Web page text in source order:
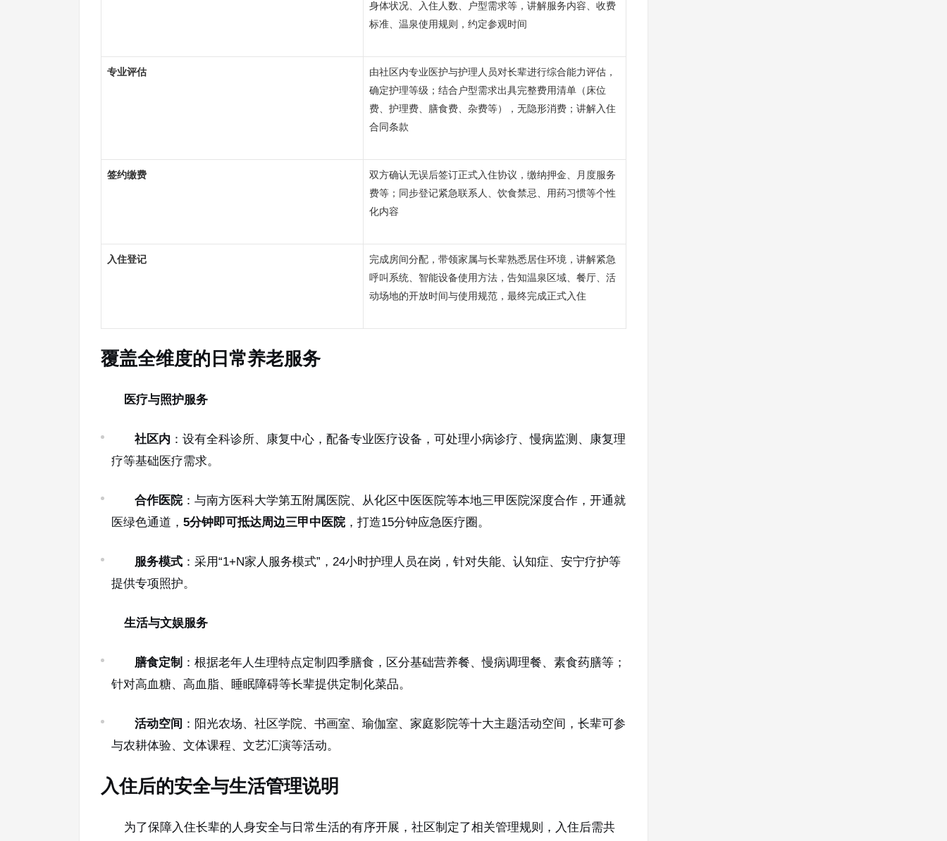
身体状况、入住人数、户型需求等，讲解服务内容、收费
标准、温泉使用规则，约定参观时间
专业评估
由社区内专业医护与护理人员对长辈进行综合能力评估，
确定护理等级；结合户型需求出具完整费用清单（床位
费、护理费、膳食费、杂费等），无隐形消费；讲解入住
合同条款
签约缴费
双方确认无误后签订正式入住协议，缴纳押金、月度服务
费等；同步登记紧急联系人、饮食禁忌、用药习惯等个性
化内容
入住登记
完成房间分配，带领家属与长辈熟悉居住环境，讲解紧急
呼叫系统、智能设备使用方法，告知温泉区域、餐厅、活
动场地的开放时间与使用规范，最终完成正式入住
覆盖全维度的日常养老服务
医疗与照护服务
社区内 ：设有全科诊所、康复中心，配备专业医疗设备，可处理小病诊疗、慢病监测、康复理
疗等基础医疗需求。
合作医院 ：与南方医科大学第五附属医院、从化区中医医院等本地三甲医院深度合作，开通就
医绿色通道， 5分钟即可抵达周边三甲中医院 ，打造15分钟应急医疗圈。
服务模式 ：采用“1+N家人服务模式”，24小时护理人员在岗，针对失能、认知症、安宁疗护等
提供专项照护。
生活与文娱服务
膳食定制
：根据老年人生理特点定制四季膳食，区分基础营养餐、慢病调理餐、素食药膳等；
针对高血糖、高血脂、睡眠障碍等长辈提供定制化菜品。
活动空间 ：阳光农场、社区学院、书画室、瑜伽室、家庭影院等十大主题活动空间，长辈可参
与农耕体验、文体课程、文艺汇演等活动。
入住后的安全与生活管理说明
为了保障入住长辈的人身安全与日常生活的有序开展，社区制定了相关管理规则，入住后需共